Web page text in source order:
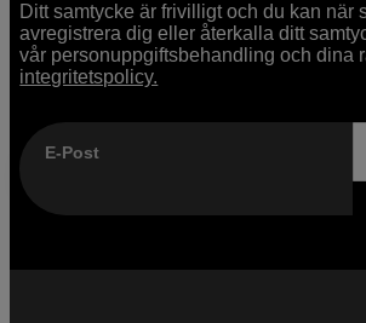
Ditt samtycke är frivilligt och du kan när
avregistrera dig eller återkalla ditt
vår personuppgiftsbehandling och dina
integritetspolicy.
E-Post